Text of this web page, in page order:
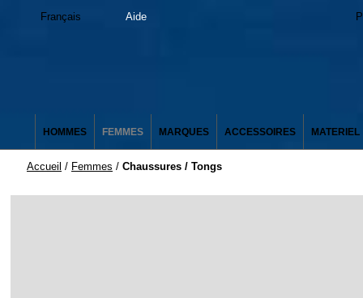
Français Aide
HOMMES FEMMES MARQUES ACCESSOIRES MATERIEL
Accueil / Femmes / Chaussures / Tongs